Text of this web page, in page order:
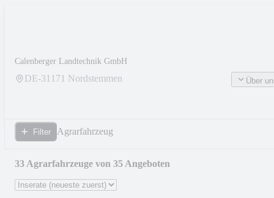
Calenberger Landtechnik GmbH
DE-31171 Nordstemmen Über
Filter Agrarfahrzeug
33 Agrarfahrzeuge von 35 Angeboten